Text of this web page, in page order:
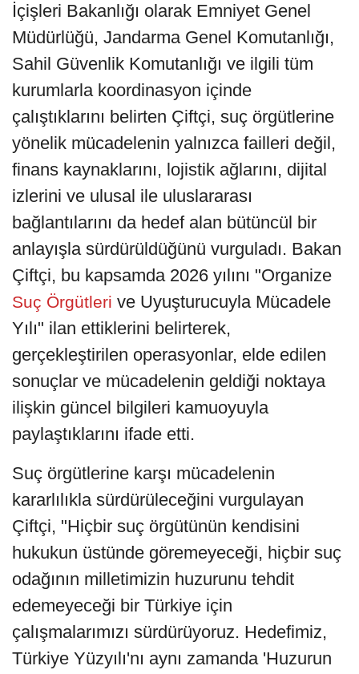
İçişleri Bakanlığı olarak Emniyet Genel
Müdürlüğü, Jandarma Genel Komutanlığı,
Sahil Güvenlik Komutanlığı ve ilgili tüm
kurumlarla koordinasyon içinde
çalıştıklarını belirten Çiftçi, suç örgütlerine
yönelik mücadelenin yalnızca failleri değil,
finans kaynaklarını, lojistik ağlarını, dijital
izlerini ve ulusal ile uluslararası
bağlantılarını da hedef alan bütüncül bir
anlayışla sürdürüldüğünü vurguladı. Bakan
Çiftçi, bu kapsamda 2026 yılını "Organize
Suç Örgütleri ve Uyuşturucuyla Mücadele
Yılı" ilan ettiklerini belirterek,
gerçekleştirilen operasyonlar, elde edilen
sonuçlar ve mücadelenin geldiği noktaya
ilişkin güncel bilgileri kamuoyuyla
paylaştıklarını ifade etti.
Suç örgütlerine karşı mücadelenin
kararlılıkla sürdürüleceğini vurgulayan
Çiftçi, "Hiçbir suç örgütünün kendisini
hukukun üstünde göremeyeceği, hiçbir suç
odağının milletimizin huzurunu tehdit
edemeyeceği bir Türkiye için
çalışmalarımızı sürdürüyoruz. Hedefimiz,
Türkiye Yüzyılı'nı aynı zamanda 'Huzurun